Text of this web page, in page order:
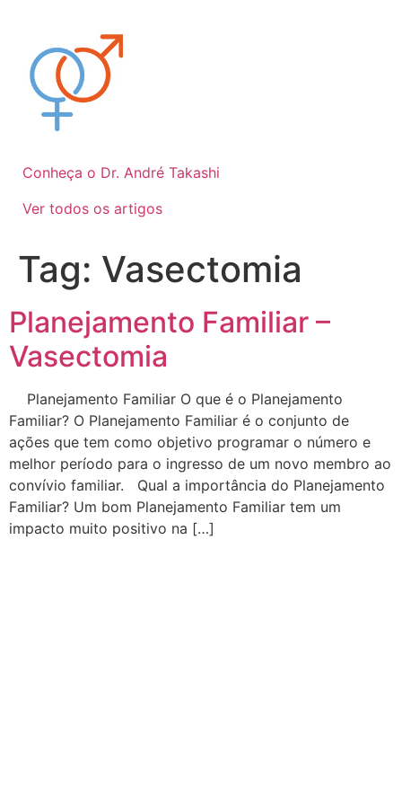
conteúdo
Conheça o Dr. André Takashi
Ver todos os artigos
Tag: Vasectomia
Planejamento Familiar –
Vasectomia
Planejamento Familiar O que é o Planejamento
Familiar? O Planejamento Familiar é o conjunto de
ações que tem como objetivo programar o número e
melhor período para o ingresso de um novo membro ao
convívio familiar. Qual a importância do Planejamento
Familiar? Um bom Planejamento Familiar tem um
impacto muito positivo na […]